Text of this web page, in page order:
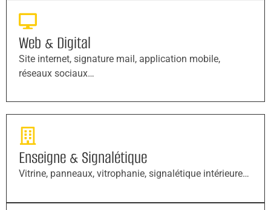
Web & Digital
Site internet, signature mail, application mobile,
réseaux sociaux…
Enseigne & Signalétique
Vitrine, panneaux, vitrophanie, signalétique intérieure…